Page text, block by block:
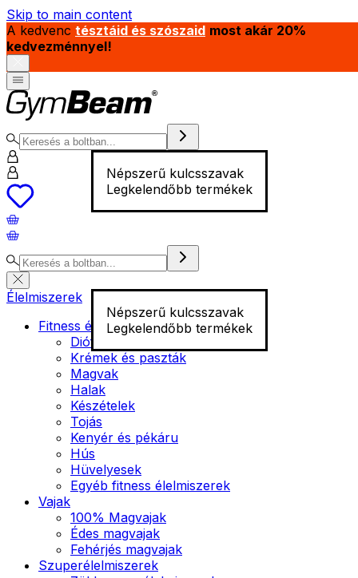
Skip to main content
A kedvenc tésztáid és szószaid most akár 20%
kedvezménnyel!
Népszerű kulcsszavak
Legkelendőbb termékek
Népszerű kulcsszavak
Legkelendőbb termékek
Élelmiszerek
Fitness élelmiszer
Diófélék
Krémek és paszták
Magvak
Halak
Készételek
Tojás
Kenyér és pékáru
Hús
Hüvelyesek
Egyéb fitness élelmiszerek
Vajak
100% Magvajak
Édes magvajak
Fehérjés magvajak
Szuperélelmiszerek